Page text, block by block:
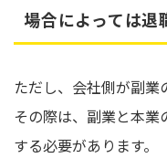
場合によっては退
ただし、会社側が副業
その際は、副業と本
する必要があります。